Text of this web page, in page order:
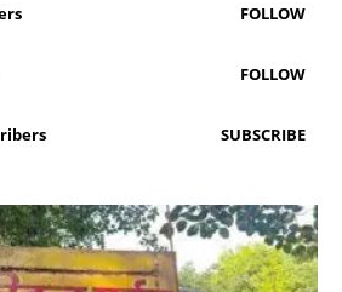
FOLLOW
FOLLOW
SUBSCRIBE